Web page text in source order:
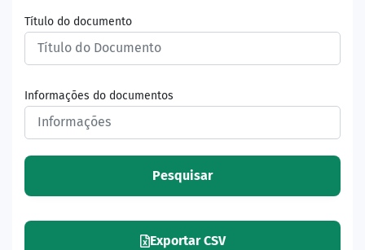
Título do documento
Informações do documentos
Pesquisar
Exportar CSV